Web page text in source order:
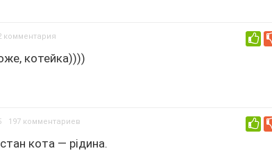
комментария 0
котейка))))
197 комментариев 0
кота — рідина.